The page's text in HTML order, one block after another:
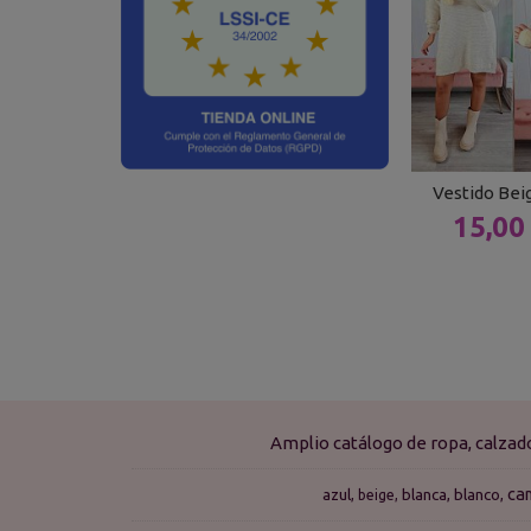
Vestido
Amplio catálogo de ropa,
azul beige blanca blanco